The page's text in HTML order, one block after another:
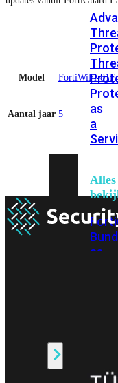
as
a
Alles
as
Model FortiWiFi-81F
Aantal jaar 5